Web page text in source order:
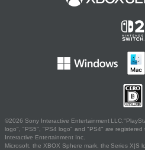
©2026 Sony Interactive Entertainment
logo", "PS5", "PS4 logo" and "PS4" are registered
Interactive Entertainment Inc.
Microsoft, the XBOX Sphere mark, the Series X|S